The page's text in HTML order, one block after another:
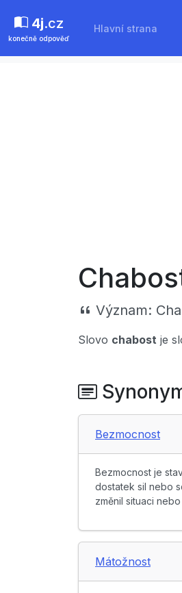
4j.cz
konečně odpověď
Hlavní strana
Význam:
Slovo chabost je
Bezmocnost
Bezmocnost je
dostatek sil nebo
změnil situaci
Mátožnost